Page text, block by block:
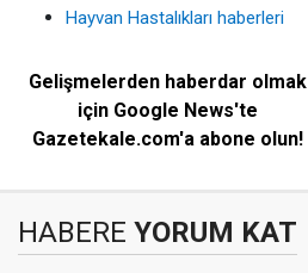
Hayvan Hastalıkları haberleri
Gelişmelerden haberdar olmak
için Google News'te
Gazetekale.com'a abone olun!
HABERE YORUM KAT